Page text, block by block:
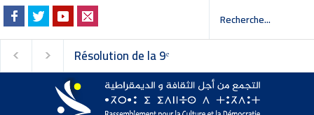
Résolution de la 9ᵉ
session du Conseil
national du
Rassemblement pour la
Culture et la Démocratie
إلى وسائل الإعلام